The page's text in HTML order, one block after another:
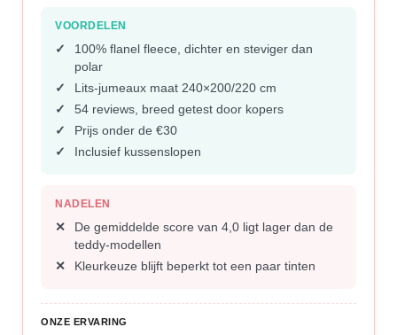
VOORDELEN
100% flanel fleece, dichter en steviger dan
polar
Lits-jumeaux maat 240×200/220 cm
54 reviews, breed getest door kopers
Prijs onder de €30
Inclusief kussenslopen
NADELEN
De gemiddelde score van 4,0 ligt lager dan de
teddy-modellen
Kleurkeuze blijft beperkt tot een paar tinten
ONZE ERVARING